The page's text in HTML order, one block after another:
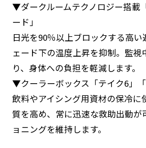
▼ダークルームテクノロジー搭載
ード」
日光を90％以上ブロックする高
ェード下の温度上昇を抑制。監視
り、身体への負担を軽減します。
▼クーラーボックス「テイク6」「
飲料やアイシング用資材の保冷に
質を高め、常に迅速な救助出動が
ョニングを維持します。